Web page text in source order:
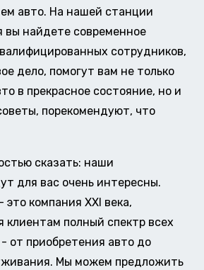
авто. На нашей станции
вы найдете современное
сотрудников,
дело, помогут вам не только
в прекрасное состояние, но и
порекомендуют, что
сказать: наши
для вас очень интересны.
компания XXI века,
клиентам полный спектр всех
от приобретения авто до
Мы можем предложить